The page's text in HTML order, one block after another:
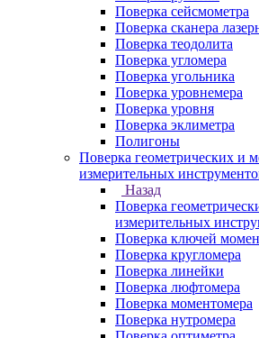
Поверка сейсмометра
Поверка сканера
Поверка теодолита
Поверка угломера
Поверка угольника
Поверка уровнемера
Поверка уровня
Поверка эклиметра
Полигоны
Поверка геометрических и
измерительных
Назад
Поверка
измерительных
Поверка ключей
Поверка кругломера
Поверка линейки
Поверка люфтомера
Поверка моментомера
Поверка нутромера